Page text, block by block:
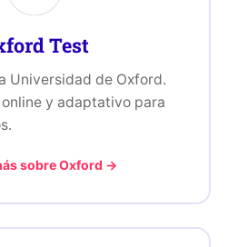
Test
Universidad de Oxford.
online y adaptativo para
sobre Oxford →